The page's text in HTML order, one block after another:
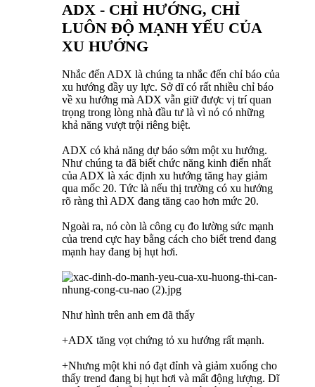
ADX - CHỈ HƯỚNG, CHỈ
LUÔN ĐỘ MẠNH YẾU CỦA
XU HƯỚNG
Nhắc đến ADX là chúng ta nhắc đến chỉ báo của
xu hướng đầy uy lực. Sở dĩ có rất nhiều chỉ báo
về xu hướng mà ADX vẫn giữ được vị trí quan
trọng trong lòng nhà đầu tư là vì nó có những
khả năng vượt trội riêng biệt.
ADX có khả năng dự báo sớm một xu hướng.
Như chúng ta đã biết chức năng kinh điển nhất
của ADX là xác định xu hướng tăng hay giảm
qua mốc 20. Tức là nếu thị trường có xu hướng
rõ ràng thì ADX đang tăng cao hơn mức 20.
Ngoài ra, nó còn là công cụ đo lường sức mạnh
của trend cực hay bằng cách cho biết trend đang
mạnh hay đang bị hụt hơi.
Như hình trên anh em đã thấy
+ADX tăng vọt chứng tỏ xu hướng rất mạnh.
+Nhưng một khi nó đạt đỉnh và giảm xuống cho
thấy trend đang bị hụt hơi và mất động lượng. Dĩ